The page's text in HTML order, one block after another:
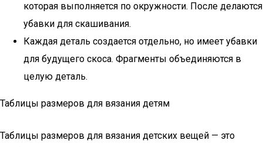
которая выполняется по окружности. После делаются
убавки для скашивания.
Каждая деталь создается отдельно, но имеет убавки
для будущего скоса. Фрагменты объединяются в
целую деталь.
Таблицы размеров для вязания детям
Таблицы размеров для вязания детских вещей — это